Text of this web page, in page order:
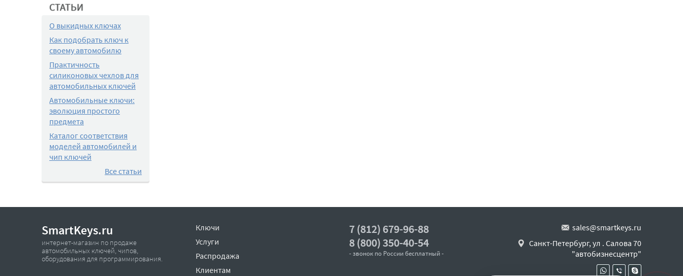
СТАТЬИ
О выкидных ключах
Как подобрать ключ к
своему автомобилю
Практичность
силиконовых чехлов для
автомобильных ключей
Автомобильные ключи:
эволюция простого
предмета
Каталог соответствия
моделей автомобилей и
чип ключей
Все статьи
SmartKeys.ru
интернет-магазин по продаже
автомобильных ключей, чипов,
оборудования для программирования.
Ключи
Услуги
Распродажа
Клиентам
7 (812) 679-96-88
8 (800) 350-40-54
- звонок по России бесплатный -
sales@smartkeys.ru
Санкт-Петербург, ул . Салова 70
"автобизнесцентр"